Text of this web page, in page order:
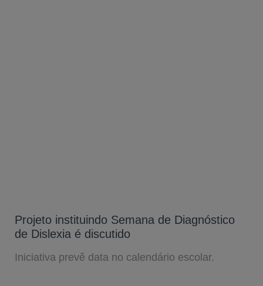
Projeto instituindo Semana de Diagnóstico
de Dislexia é discutido
Iniciativa prevê data no calendário escolar.